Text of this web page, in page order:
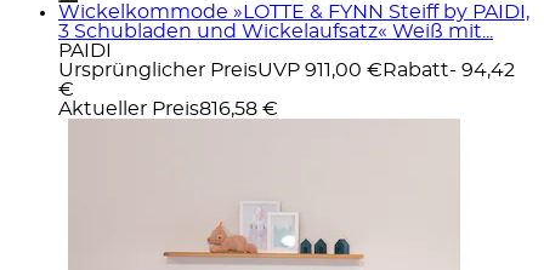
Wickelkommode »LOTTE & FYNN Steiff by PAIDI,
3 Schubladen und Wickelaufsatz« Weiß mit...
PAIDI
Ursprünglicher PreisUVP 911,00 € Rabatt- 94,42
€
Aktueller Preis816,58 €